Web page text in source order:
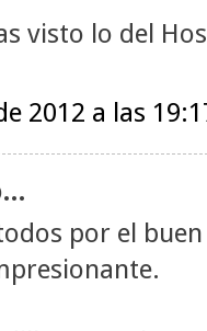
visto lo del
2012 a las
por el